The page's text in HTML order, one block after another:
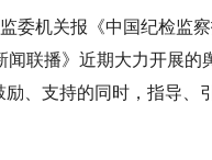
委机关报《中国纪检监
联播》近期大力开展
励、支持的同时，指导